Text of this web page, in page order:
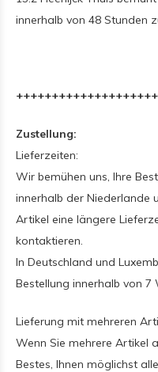
innerhalb von 48 Stunden
Zustellung:
Lieferzeiten:
Wir bemühen uns, Ihre
innerhalb der Niederlande
Artikel eine längere
kontaktieren.
In Deutschland und
Bestellung innerhalb von 7
Lieferung mit mehreren
Wenn Sie mehrere Artikel
Bestes, Ihnen möglichst